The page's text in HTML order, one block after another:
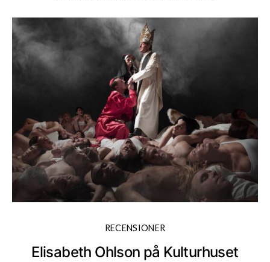
RECENSIONER
Elisabeth Ohlson på Kulturhuset